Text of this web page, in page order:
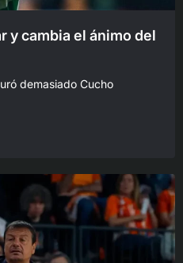
y cambia el ánimo del
demasiado Cucho